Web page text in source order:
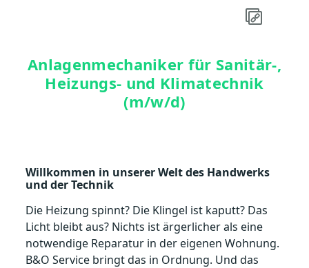
Anlagenmechaniker für Sanitär-,
Heizungs- und Klimatechnik
(m/w/d)
Willkommen in unserer Welt des Handwerks
und der Technik
Die Heizung spinnt? Die Klingel ist kaputt? Das
Licht bleibt aus? Nichts ist ärgerlicher als eine
notwendige Reparatur in der eigenen Wohnung.
B&O Service bringt das in Ordnung. Und das